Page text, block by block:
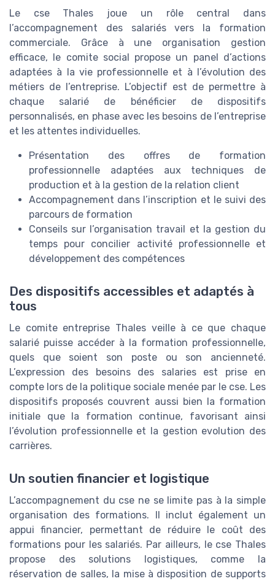
Le cse Thales joue un rôle central dans
l’accompagnement des salariés vers la formation
commerciale. Grâce à une organisation gestion
efficace, le comite social propose un panel d’actions
adaptées à la vie professionnelle et à l’évolution des
métiers de l’entreprise. L’objectif est de permettre à
chaque salarié de bénéficier de dispositifs
personnalisés, en phase avec les besoins de l’entreprise
et les attentes individuelles.
Présentation des offres de formation
professionnelle adaptées aux techniques de
production et à la gestion de la relation client
Accompagnement dans l’inscription et le suivi des
parcours de formation
Conseils sur l’organisation travail et la gestion du
temps pour concilier activité professionnelle et
développement des compétences
Des dispositifs accessibles et adaptés à
tous
Le comite entreprise Thales veille à ce que chaque
salarié puisse accéder à la formation professionnelle,
quels que soient son poste ou son ancienneté.
L’expression des besoins des salaries est prise en
compte lors de la politique sociale menée par le cse. Les
dispositifs proposés couvrent aussi bien la formation
initiale que la formation continue, favorisant ainsi
l’évolution professionnelle et la gestion evolution des
carrières.
Un soutien financier et logistique
L’accompagnement du cse ne se limite pas à la simple
organisation des formations. Il inclut également un
appui financier, permettant de réduire le coût des
formations pour les salariés. Par ailleurs, le cse Thales
propose des solutions logistiques, comme la
réservation de salles, la mise à disposition de supports